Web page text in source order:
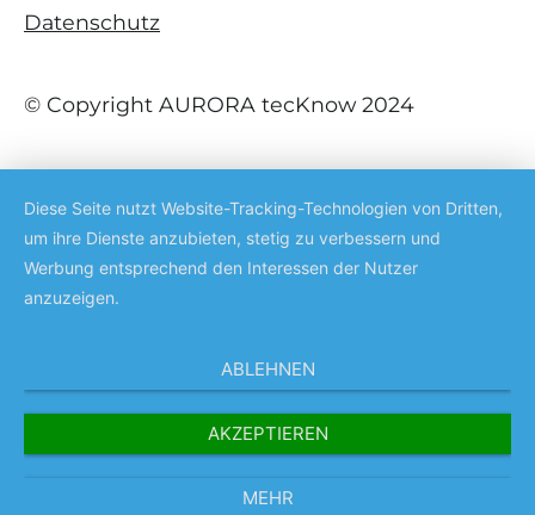
Datenschutz
© Copyright AURORA tecKnow 2024
Diese Seite nutzt Website-Tracking-Technologien von Dritten,
um ihre Dienste anzubieten, stetig zu verbessern und
Werbung entsprechend den Interessen der Nutzer
anzuzeigen.
ABLEHNEN
AKZEPTIEREN
MEHR